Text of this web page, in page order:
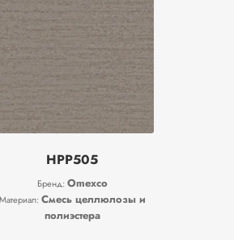
HPP505
Бренд: Omexco
Материал: Смесь целлюлозы и
полиэстера